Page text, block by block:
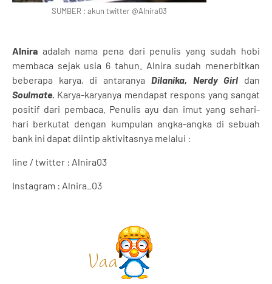
SUMBER : akun twitter @Alnira03
Alnira adalah nama pena dari penulis yang sudah hobi
membaca sejak usia 6 tahun. Alnira sudah menerbitkan
beberapa karya, di antaranya Dilanika, Nerdy Girl dan
Soulmate. Karya-karyanya mendapat respons yang sangat
positif dari pembaca. Penulis ayu dan imut yang sehari-
hari berkutat dengan kumpulan angka-angka di sebuah
bank ini dapat diintip aktivitasnya melalui :
line / twitter : Alnira03
Instagram : Alnira_03